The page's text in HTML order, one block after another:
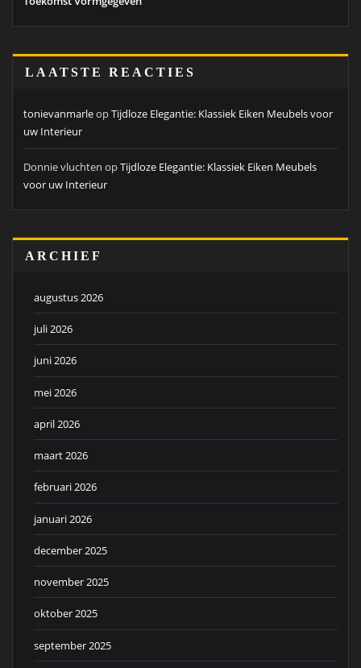
LAATSTE REACTIES
tonievanmarleopTijdloze Elegantie: Klassiek Eiken Meubels voor
uw Interieur
Donnie vluchten opTijdloze Elegantie: Klassiek Eiken Meubels
voor uw Interieur
ARCHIEF
augustus 2026
juli 2026
juni 2026
mei 2026
april 2026
maart 2026
februari 2026
januari 2026
december 2025
november 2025
oktober 2025
september 2025